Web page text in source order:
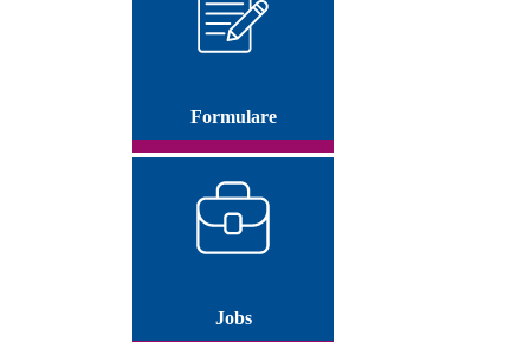
Formulare
Jobs